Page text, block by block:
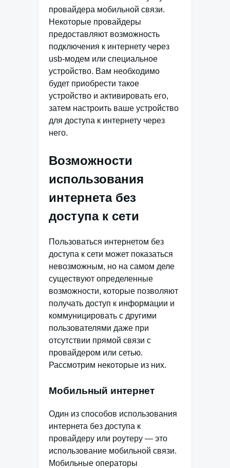
провайдера мобильной связи.
Некоторые провайдеры
предоставляют возможность
подключения к интернету через
usb-модем или специальное
устройство. Вам необходимо
будет приобрести такое
устройство и активировать его,
затем настроить ваше устройство
для доступа к интернету через
него.
Возможности
использования
интернета без
доступа к сети
Пользоваться интернетом без
доступа к сети может показаться
невозможным, но на самом деле
существуют определенные
возможности, которые позволяют
получать доступ к информации и
коммуницировать с другими
пользователями даже при
отсутствии прямой связи с
провайдером или сетью.
Рассмотрим некоторые из них.
Мобильный интернет
Один из способов использования
интернета без доступа к
провайдеру или роутеру — это
использование мобильной связи.
Мобильные операторы